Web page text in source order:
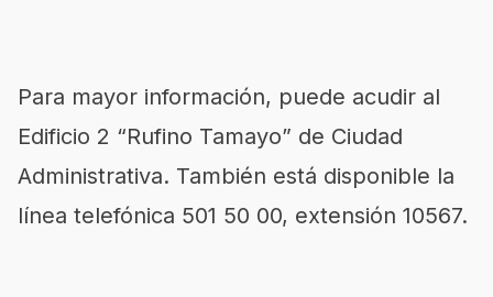
Para mayor información, puede acudir al
Edificio 2 “Rufino Tamayo” de Ciudad
Administrativa. También está disponible la
línea telefónica 501 50 00, extensión 10567.